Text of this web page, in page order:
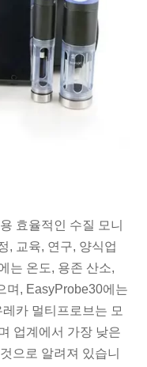
효율적인 수질 모니
, 교육, 연구, 양식업
는 온도, 용존 산소,
며, EasyProbe30에는
카 멀티프로브는 모
업계에서 가장 낮은
으로 알려져 있습니